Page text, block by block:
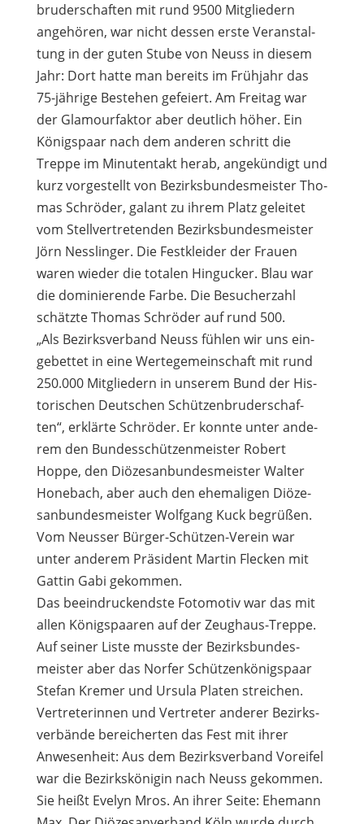
bru­der­schaf­ten mit rund 9500 Mit­glie­dern
ange­hö­ren, war nicht des­sen erste Ver­an­stal­
tung in der guten Stube von Neuss in die­sem
Jahr: Dort hatte man bereits im Früh­jahr das
75-jäh­rige Bestehen gefei­ert. Am Frei­tag war
der Gla­mour­fak­tor aber deut­lich höher. Ein
Königs­paar nach dem ande­ren schritt die
Treppe im Minu­ten­takt herab, ange­kün­digt und
kurz vor­ge­stellt von Bezirks­bun­des­meis­ter Tho­
mas Schrö­der, galant zu ihrem Platz gelei­tet
vom Stell­ver­tre­ten­den Bezirks­bun­des­meis­ter
Jörn Ness­lin­ger. Die Fest­klei­der der Frauen
waren wie­der die tota­len Hin­gu­cker. Blau war
die domi­nie­rende Farbe. Die Besu­cher­zahl
schätzte Tho­mas Schrö­der auf rund 500.
„Als Bezirks­ver­band Neuss füh­len wir uns ein­
ge­bet­tet in eine Wer­te­ge­mein­schaft mit rund
250.000 Mit­glie­dern in unse­rem Bund der His­
to­ri­schen Deut­schen Schüt­zen­bru­der­schaf­
ten“, erklärte Schrö­der. Er konnte unter ande­
rem den Bun­des­schüt­zen­meis­ter Robert
Hoppe, den Diö­ze­san­bun­des­meis­ter Wal­ter
Hone­bach, aber auch den ehe­ma­li­gen Diö­ze­
san­bun­des­meis­ter Wolf­gang Kuck begrü­ßen.
Vom Neus­ser Bür­ger-Schüt­zen-Ver­ein war
unter ande­rem Prä­si­dent Mar­tin Fle­cken mit
Gat­tin Gabi gekommen.
Das beein­dru­ckendste Foto­mo­tiv war das mit
allen Königs­paa­ren auf der Zeug­haus-Treppe.
Auf sei­ner Liste musste der Bezirks­bun­des­
meis­ter aber das Nor­fer Schüt­zen­kö­nigs­paar
Ste­fan Kre­mer und Ursula Pla­ten streichen.
Ver­tre­te­rin­nen und Ver­tre­ter ande­rer Bezirks­
ver­bände berei­cher­ten das Fest mit ihrer
Anwe­sen­heit: Aus dem Bezirks­ver­band Vorei­fel
war die Bezirks­kö­ni­gin nach Neuss gekom­men.
Sie heißt Eve­lyn Mros. An ihrer Seite: Ehe­mann